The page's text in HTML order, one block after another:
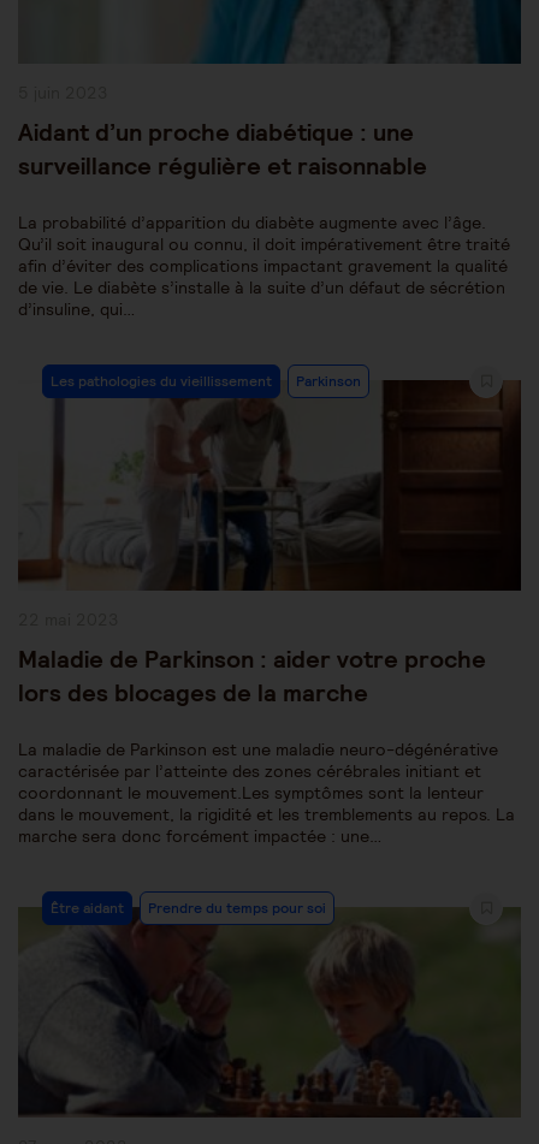
Aidant d’un proche diabétique : une
surveillance régulière et raisonnable
La probabilité d’apparition du diabète augmente avec l’âge.
Qu’il soit inaugural ou connu, il doit impérativement être traité
afin d’éviter des complications impactant gravement la qualité
de vie. Le diabète s’installe à la suite d’un défaut de sécrétion
d’insuline, qui…
Post
Category:
Les pathologies du vieillissement Parkinson
Maladie de Parkinson : aider votre proche
lors des blocages de la marche
La maladie de Parkinson est une maladie neuro-dégénérative
caractérisée par l’atteinte des zones cérébrales initiant et
coordonnant le mouvement.Les symptômes sont la lenteur
dans le mouvement, la rigidité et les tremblements au repos. La
marche sera donc forcément impactée : une…
Post
Category:
Être aidant Prendre du temps pour soi